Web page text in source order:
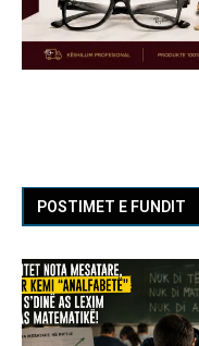
POSTIMET E FUNDIT